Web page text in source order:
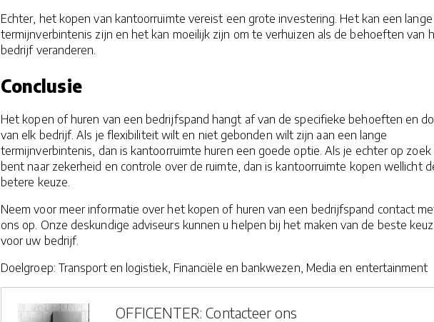
Echter, het kopen van kantoorruimte vereist een grote investering. Het kan een lange
termijnverbintenis zijn en het kan moeilijk zijn om te verhuizen als de behoeften van
bedrijf veranderen.
Conclusie
Het kopen of huren van een bedrijfspand hangt af van de specifieke behoeften en
van elk bedrijf. Als je flexibiliteit wilt en niet gebonden wilt zijn aan een lange
termijnverbintenis, dan is kantoorruimte huren een goede optie. Als je echter op zoek
bent naar zekerheid en controle over de ruimte, dan is kantoorruimte kopen wellicht
betere keuze.
Neem voor meer informatie over het kopen of huren van een bedrijfspand contact
ons op. Onze deskundige adviseurs kunnen u helpen bij het maken van de beste
voor uw bedrijf.
Doelgroep: Transport en logistiek, Financiële en bankwezen, Media en entertainment
OFFICENTER: Contacteer ons